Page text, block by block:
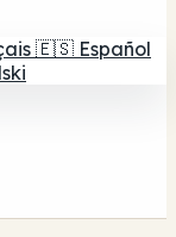
🇪🇸 Español